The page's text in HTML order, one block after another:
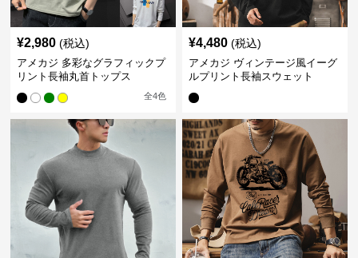
¥2,980 (税込)
アメカジ 多彩なグラフィックプ
リント長袖丸首トップス
全4色
¥4,480 (税込)
アメカジ ヴィンテージ風イーグ
ルプリント長袖スウェット